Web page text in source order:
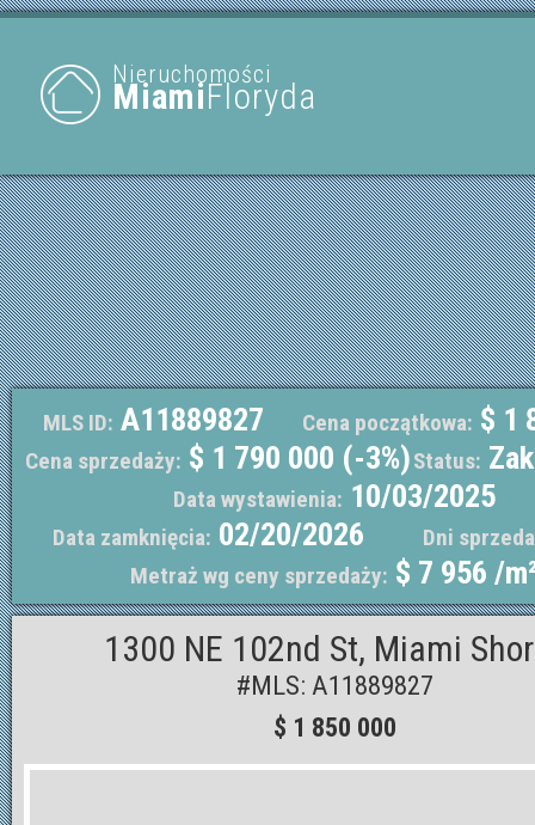
Nieruchomości
MiamiFloryda
MLS ID: A11889827 Cena początkowa: $ 1
Cena sprzedaży: $ 1 790 000 (-3%)Status:
Data wystawienia: 10/03/2025
Data zamknięcia: 02/20/2026
Dni
Metraż wg ceny sprzedaży: $ 7 956 /
1300 NE 102nd St, Miami
#MLS: A11889827
$ 1 850 000